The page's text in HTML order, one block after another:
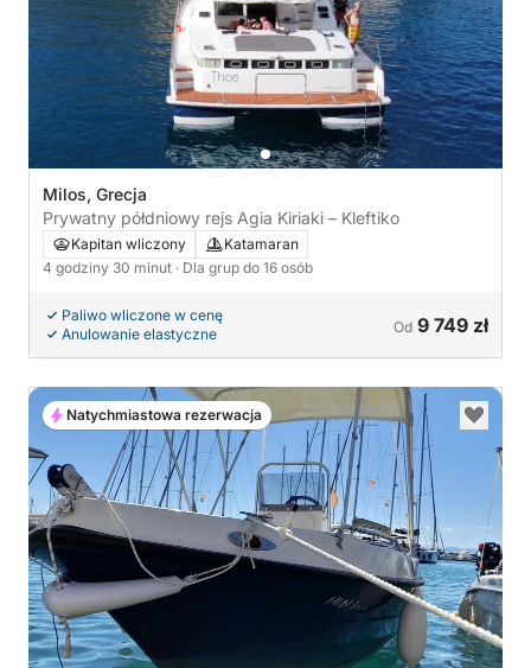
Milos, Grecja
Prywatny półdniowy rejs Agia Kiriaki – Kleftiko
Kapitan wliczony
Katamaran
4 godziny 30 minut · Dla grup do 16 osób
Paliwo wliczone w cenę
Anulowanie elastyczne
Od 9 749 zł
Natychmiastowa rezerwacja